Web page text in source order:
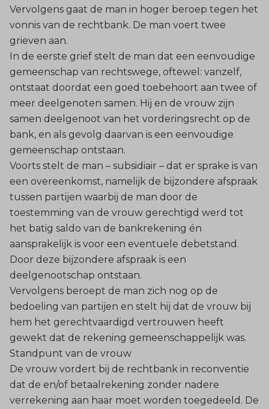
Vervolgens gaat de man in hoger beroep tegen het
vonnis van de rechtbank. De man voert twee
grieven aan.
In de eerste grief stelt de man dat een eenvoudige
gemeenschap van rechtswege, oftewel: vanzelf,
ontstaat doordat een goed toebehoort aan twee of
meer deelgenoten samen. Hij en de vrouw zijn
samen deelgenoot van het vorderingsrecht op de
bank, en als gevolg daarvan is een eenvoudige
gemeenschap ontstaan.
Voorts stelt de man – subsidiair – dat er sprake is van
een overeenkomst, namelijk de bijzondere afspraak
tussen partijen waarbij de man door de
toestemming van de vrouw gerechtigd werd tot
het batig saldo van de bankrekening én
aansprakelijk is voor een eventuele debetstand.
Door deze bijzondere afspraak is een
deelgenootschap ontstaan.
Vervolgens beroept de man zich nog op de
bedoeling van partijen en stelt hij dat de vrouw bij
hem het gerechtvaardigd vertrouwen heeft
gewekt dat de rekening gemeenschappelijk was.
Standpunt van de vrouw
De vrouw vordert bij de rechtbank in reconventie
dat de en/of betaalrekening zonder nadere
verrekening aan haar moet worden toegedeeld. De